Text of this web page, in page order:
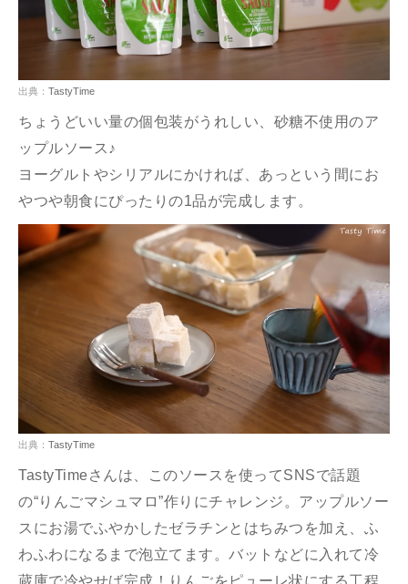
出典： TastyTime
ちょうどいい量の個包装がうれしい、砂糖不使用のア
ップルソース♪
ヨーグルトやシリアルにかければ、あっという間にお
やつや朝食にぴったりの1品が完成します。
出典： TastyTime
TastyTimeさんは、このソースを使ってSNSで話題
の“りんごマシュマロ”作りにチャレンジ。アップルソー
スにお湯でふやかしたゼラチンとはちみつを加え、ふ
わふわになるまで泡立てます。バットなどに入れて冷
蔵庫で冷やせば完成！りんごをピューレ状にする工程